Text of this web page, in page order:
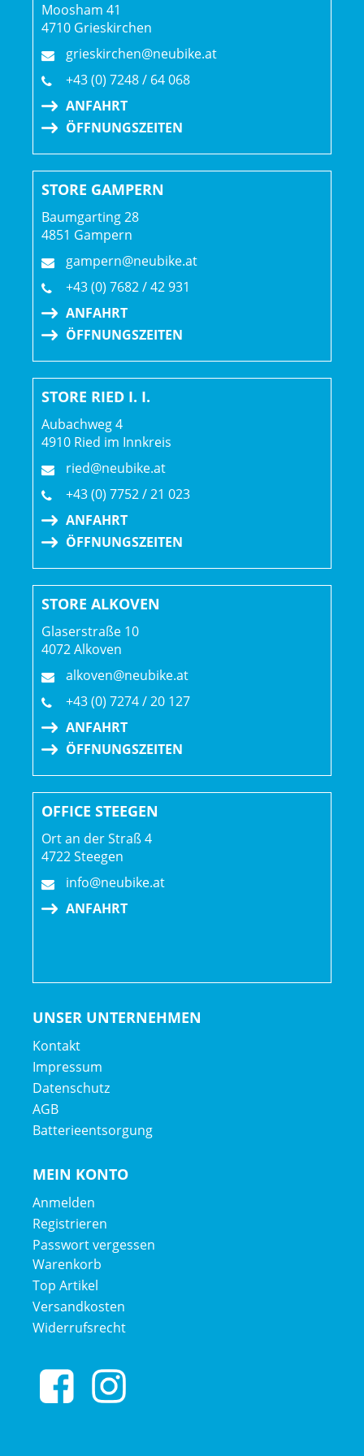
Sattel: Verse Short Pro, Carbonstreben, 145 mm Breite
Sattelstütze: Bontrager Line Dropper, 170 mm Hub,
MaxFlow, interne Zugführung, 34,9 mm, 450 mm Länge
Räder: Bontrager Line Comp 30, Tubeless-Ready, 6-Loch-
Scheibenaufnahme, Boost110, 15 mm Steckachse, 29"
Bontrager Line Comp 30, Tubeless-Ready, Rapid
Drive 108, 6-Loch-Scheibenaufnahme, SRAM XD
Moosham 41
4710 Grieskirchen
grieskirchen@neubike.at
+43 (0) 7248 / 64 068
ANFAHRT
ÖFFNUNGSZEITEN
STORE GAMPERN
Baumgarting 28
4851 Gampern
gampern@neubike.at
+43 (0) 7682 / 42 931
ANFAHRT
ÖFFNUNGSZEITEN
STORE RIED I. I.
Aubachweg 4
4910 Ried im Innkreis
ried@neubike.at
+43 (0) 7752 / 21 023
ANFAHRT
ÖFFNUNGSZEITEN
STORE ALKOVEN
Glaserstraße 10
4072 Alkoven
alkoven@neubike.at
+43 (0) 7274 / 20 127
ANFAHRT
ÖFFNUNGSZEITEN
OFFICE STEEGEN
Ort an der Straß 4
4722 Steegen
info@neubike.at
ANFAHRT
UNSER UNTERNEHMEN
Kontakt
Impressum
Datenschutz
AGB
Batterieentsorgung
MEIN KONTO
Anmelden
Registrieren
Passwort vergessen
Warenkorb
Top Artikel
Versandkosten
Widerrufsrecht